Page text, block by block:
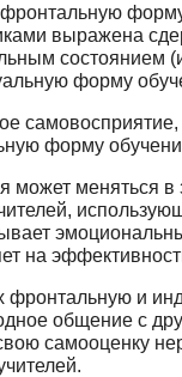
выражена
состоянием
форму
фор­му
может меняться
на
фронтальную и
об­щение с
самооценку